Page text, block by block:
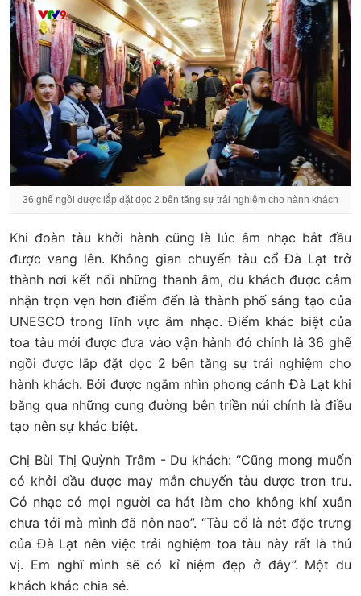
36 ghế ngồi được lắp đặt dọc 2 bên tăng sự trải nghiệm cho hành khách
Khi đoàn tàu khởi hành cũng là lúc âm nhạc bắt đầu
được vang lên. Không gian chuyến tàu cổ Đà Lạt trở
thành nơi kết nối những thanh âm, du khách được cảm
nhận trọn vẹn hơn điểm đến là thành phố sáng tạo của
UNESCO trong lĩnh vực âm nhạc. Điểm khác biệt của
toa tàu mới được đưa vào vận hành đó chính là 36 ghế
ngồi được lắp đặt dọc 2 bên tăng sự trải nghiệm cho
hành khách. Bởi được ngắm nhìn phong cảnh Đà Lạt khi
băng qua những cung đường bên triền núi chính là điều
tạo nên sự khác biệt.
Chị Bùi Thị Quỳnh Trâm - Du khách: “Cũng mong muốn
có khởi đầu được may mắn chuyến tàu được trơn tru.
Có nhạc có mọi người ca hát làm cho không khí xuân
chưa tới mà mình đã nôn nao”. “Tàu cổ là nét đặc trưng
của Đà Lạt nên việc trải nghiệm toa tàu này rất là thú
vị. Em nghĩ mình sẽ có kỉ niệm đẹp ở đây”. Một du
khách khác chia sẻ.